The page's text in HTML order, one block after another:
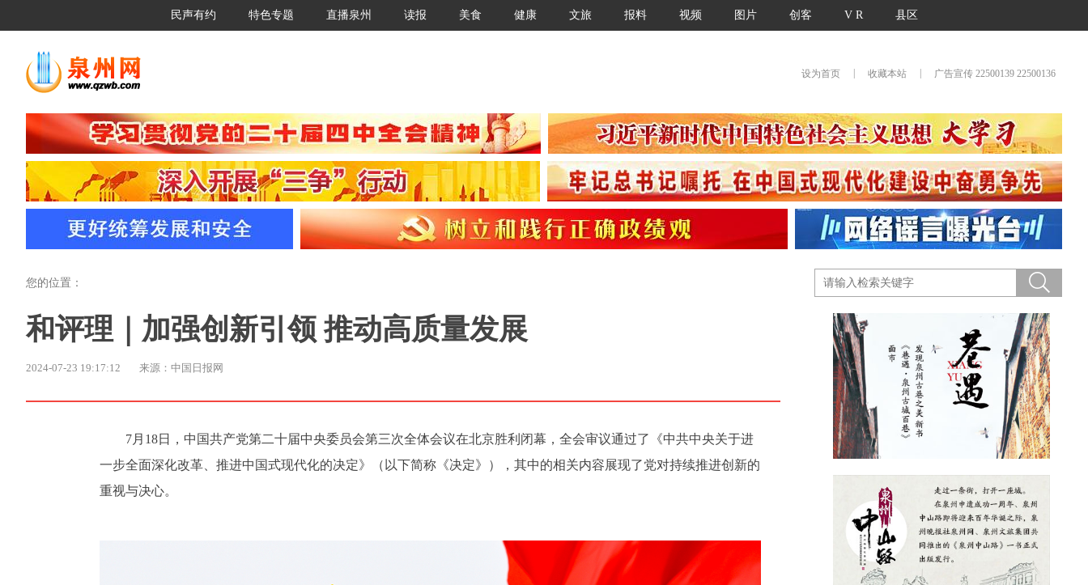
民声有约 特色专题 直播泉州 读报 美食 健康 文旅 报料 视频 图片 创客 V R 县区
设为首页 收藏本站 广告宣传 22500139 22500136
您的位置：
和评理｜加强创新引领 推动高质量发展
2024-07-23 19:17:12 来源：中国日报网
7月18日，中国共产党第二十届中央委员会第三次全体会议在北京胜利闭幕，全会审议通过了《中共中央关于进
一步全面深化改革、推进中国式现代化的决定》（以下简称《决定》），其中的相关内容展现了党对持续推进创新的
重视与决心。